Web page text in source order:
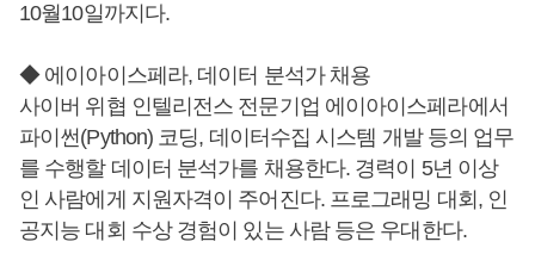
10월10일까지다.
◆ 에이아이스페라, 데이터 분석가 채용
사이버 위협 인텔리전스 전문기업 에이아이스페라에서
파이썬(Python) 코딩, 데이터수집 시스템 개발 등의 업무
를 수행할 데이터 분석가를 채용한다. 경력이 5년 이상
인 사람에게 지원자격이 주어진다. 프로그래밍 대회, 인
공지능 대회 수상 경험이 있는 사람 등은 우대한다.